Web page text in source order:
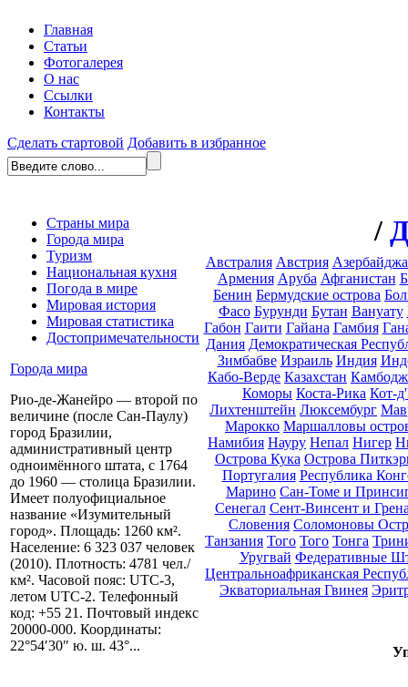
Главная
Статьи
Фотогалерея
О нас
Ссылки
Контакты
Сделать стартовой Добавить в избранное
Страны мира
Города мира
Туризм
Национальная кухня
Погода в мире
Мировая история
Мировая статистика
Достопримечательности
Города мира
Рио-де-Жанейро — второй по
величине (после Сан-Паулу)
город Бразилии,
административный центр
одноимённого штата, с 1764
до 1960 — столица Бразилии.
Имеет полуофициальное
название «Изумительный
город». Площадь: 1260 км².
Население: 6 323 037 человек
(2010). Плотность: 4781 чел./
км². Часовой пояс: UTC-3,
летом UTC-2. Телефонный
код: +55 21. Почтовый индекс
20000-000. Координаты:
22°54′30″ ю. ш. 43°...
/
Австралия Австрия
Армения Аруба Афганистан
Бенин Бермудские острова
Фасо Бурунди Бутан Вануату
Габон Гаити Гайана Гамбия
Дания Демократическая
Зимбабве Израиль Индия
Кабо-Верде Казахстан
Коморы Коста-Рика Кот-
Лихтенштейн Люксембург
Марокко Маршалловы
Намибия Науру Непал Нигер
Острова Кука Острова
Португалия Республика
Марино Сан-Томе и
Сенегал Сент-Винсент и
Словения Соломоновы
Танзания Того Того Тонга
Уругвай Федеративные
Центральноафриканская
Экваториальная Гвинея